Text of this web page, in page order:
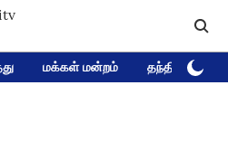
மக்கள் மன்றம் தந்தி டிவி